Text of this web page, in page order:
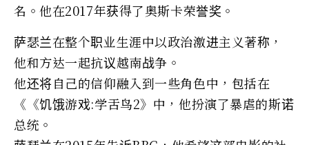
名。他在2017年获得了奥斯卡荣誉奖。
萨瑟兰在整个职业生涯中以政治激进主义著称，
他和方达一起抗议越南战争。
他还将自己的信仰融入到一些角色中，包括在
《《饥饿游戏:学舌鸟2》中，他扮演了暴虐的斯诺
总统。